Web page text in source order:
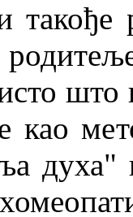
што
као
духа"